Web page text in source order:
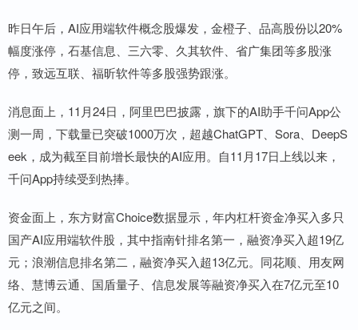
昨日午后，AI应用端软件概念股爆发，金橙子、品高股份以20%
幅度涨停，石基信息、三六零、久其软件、省广集团等多股涨
停，致远互联、福昕软件等多股强势跟涨。
消息面上，11月24日，阿里巴巴披露，旗下的AI助手千问App公
测一周，下载量已突破1000万次，超越ChatGPT、Sora、DeepS
eek，成为截至目前增长最快的AI应用。自11月17日上线以来，
千问App持续受到热捧。
资金面上，东方财富Choice数据显示，年内杠杆资金净买入多只
国产AI应用端软件股，其中指南针排名第一，融资净买入超19亿
元；浪潮信息排名第二，融资净买入超13亿元。同花顺、用友网
络、慧博云通、国盾量子、信息发展等融资净买入在7亿元至10
亿元之间。